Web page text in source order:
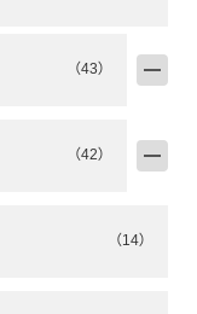
（43）
（42）
（14）